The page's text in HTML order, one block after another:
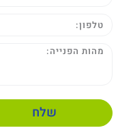
והבסיסיים.
מערכות זרימה
(Sealless), המפחיתות את הסיכון לדליפות.
נוזלים
נוזלים המכילים
שלח